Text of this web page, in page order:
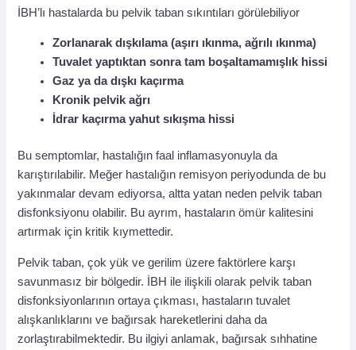
İBH’lı hastalarda bu pelvik taban sıkıntıları görülebiliyor
Zorlanarak dışkılama (aşırı ıkınma, ağrılı ıkınma)
Tuvalet yaptıktan sonra tam boşaltamamışlık hissi
Gaz ya da dışkı kaçırma
Kronik pelvik ağrı
İdrar kaçırma yahut sıkışma hissi
Bu semptomlar, hastalığın faal inflamasyonuyla da
karıştırılabilir. Meğer hastalığın remisyon periyodunda de bu
yakınmalar devam ediyorsa, altta yatan neden pelvik taban
disfonksiyonu olabilir. Bu ayrım, hastaların ömür kalitesini
artırmak için kritik kıymettedir.
Pelvik taban, çok yük ve gerilim üzere faktörlere karşı
savunmasız bir bölgedir. İBH ile ilişkili olarak pelvik taban
disfonksiyonlarının ortaya çıkması, hastaların tuvalet
alışkanlıklarını ve bağırsak hareketlerini daha da
zorlaştırabilmektedir. Bu ilgiyi anlamak, bağırsak sıhhatine